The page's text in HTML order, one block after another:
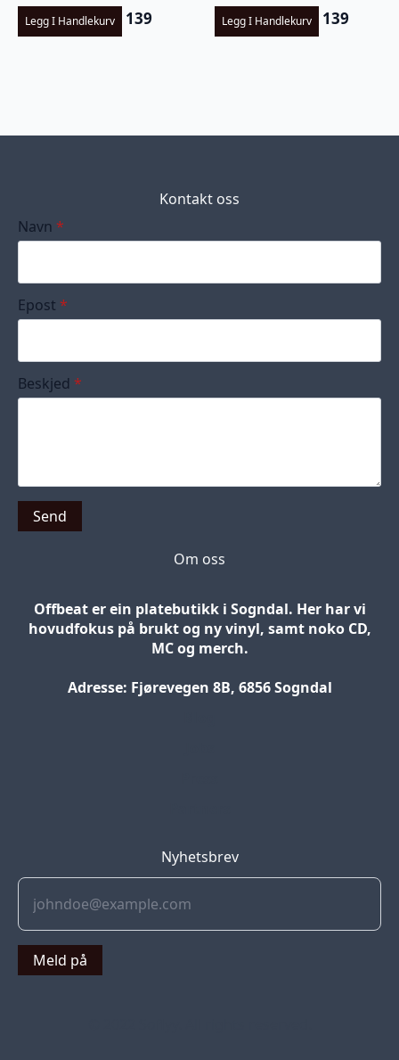
Legg I Handlekurv 139 Legg I Handlekurv 139
Kontakt oss
Navn *
Epost *
Beskjed *
Send
Om oss
Offbeat er ein platebutikk i Sogndal. Her har vi
hovudfokus på brukt og ny vinyl, samt noko CD,
MC og merch.
Adresse: Fjørevegen 8B, 6856 Sogndal
Nyhetsbrev
Meld på